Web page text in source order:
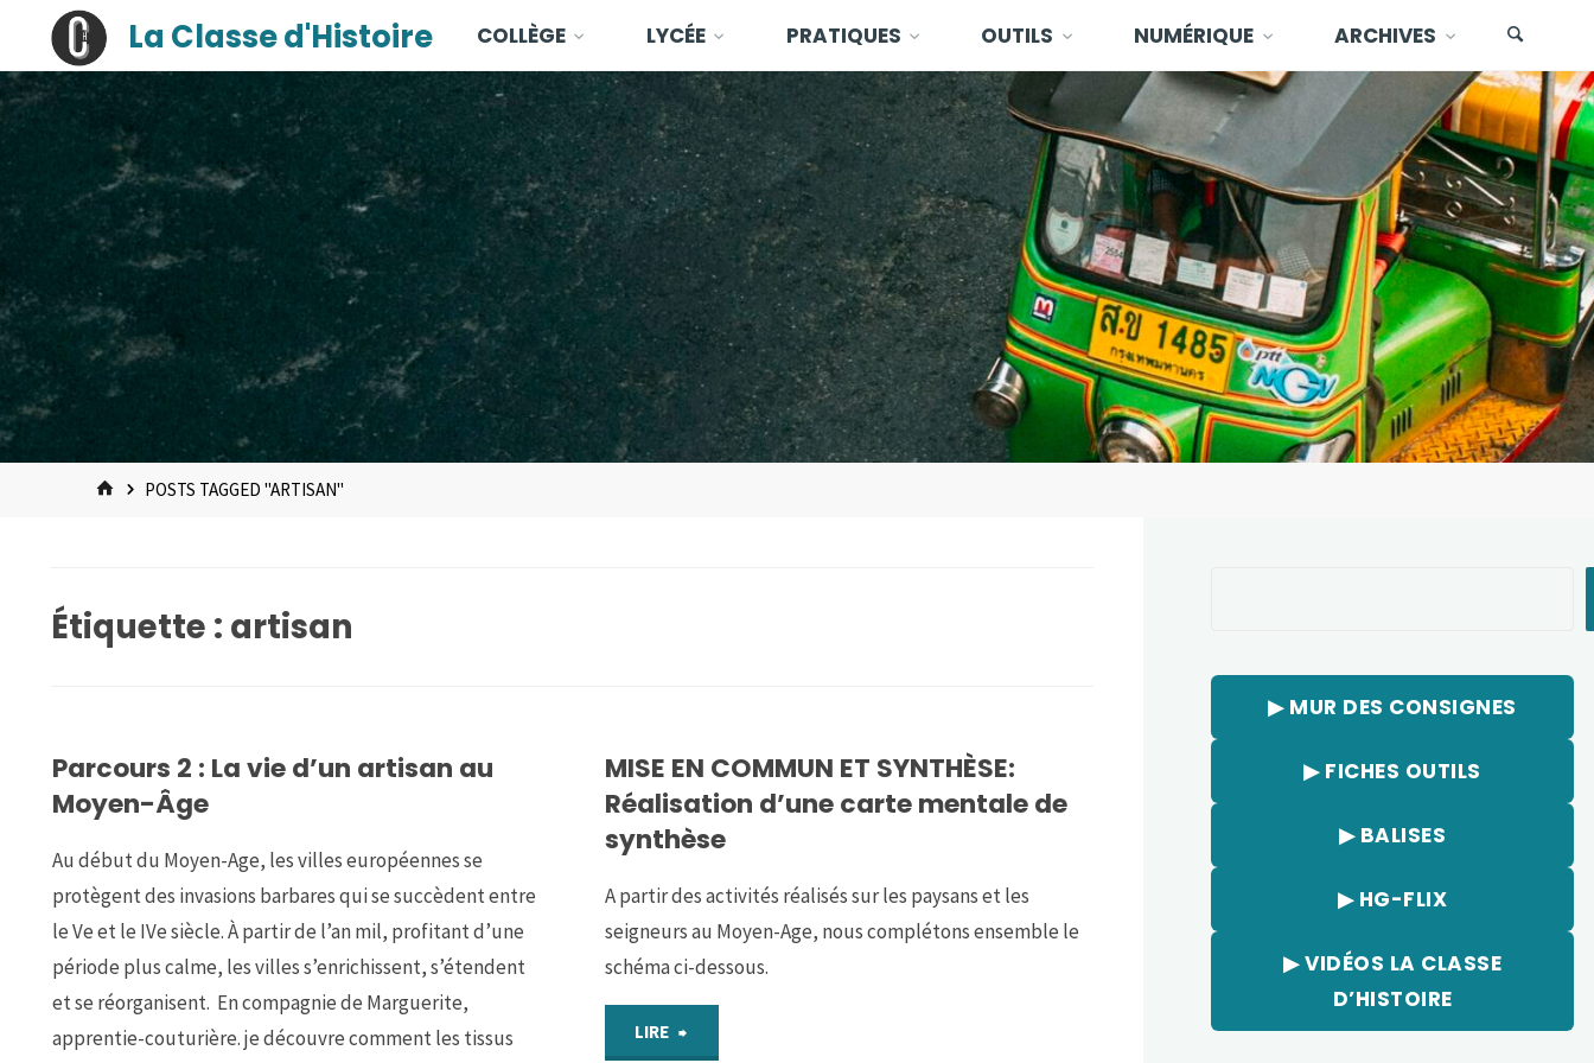
content
principal
La Classe d'Histoire COLLÈGE LYCÉE PRATIQUES OUTILS NUMÉRIQUE ARCHIVES
HOMEPOSTS TAGGED "ARTISAN"
Étiquette : artisan
Parcours 2 : La vie d’un artisan au
Moyen-Âge
Au début du Moyen-Age, les villes européennes se
protègent des invasions barbares qui se succèdent entre
le Ve et le IVe siècle. À partir de l’an mil, profitant d’une
période plus calme, les villes s’enrichissent, s’étendent
et se réorganisent. En compagnie de Marguerite,
apprentie-couturière. je découvre comment les tissus
MISE EN COMMUN ET SYNTHÈSE:
Réalisation d’une carte mentale de
synthèse
A partir des activités réalisés sur les paysans et les
seigneurs au Moyen-Age, nous complétons ensemble le
schéma ci-dessous.
LIRE
▶︎ MUR DES CONSIGNES
▶︎ FICHES OUTILS
▶︎ BALISES
▶︎ HG-FLIX
▶︎ VIDÉOS LA CLASSE
D’HISTOIRE